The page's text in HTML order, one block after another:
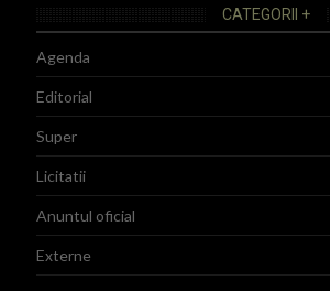
CATEGORII +
Agenda
Editorial
Super
Licitatii
Anuntul oficial
Externe